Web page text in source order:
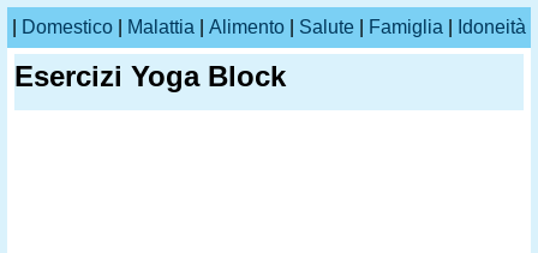
Domestico Malattia Alimento Salute Famiglia Idoneità
Esercizi Yoga Block